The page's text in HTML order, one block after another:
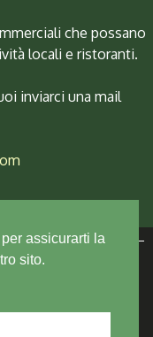
che possano
locali e ristoranti.
inviarci una mail
assicurarti la
sito.